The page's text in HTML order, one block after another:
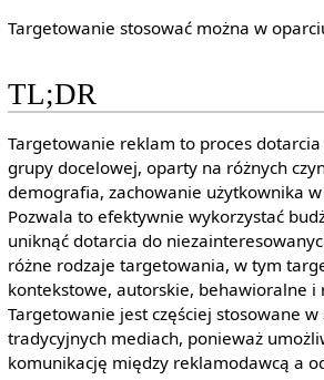
Targetowanie stosować można w
TL;DR
Targetowanie reklam to proces
grupy docelowej, oparty na różnych
demografia, zachowanie użytkownika
Pozwala to efektywnie wykorzystać
uniknąć dotarcia do
różne rodzaje targetowania, w tym
kontekstowe, autorskie, behawioralne i
Targetowanie jest częściej stosowane
tradycyjnych mediach, ponieważ
komunikację między reklamodawcą a